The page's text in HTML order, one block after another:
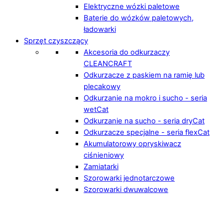
Elektryczne wózki paletowe
Baterie do wózków paletowych,
ładowarki
Sprzęt czyszczący
Akcesoria do odkurzaczy
CLEANCRAFT
Odkurzacze z paskiem na ramię lub
plecakowy
Odkurzanie na mokro i sucho - seria
wetCat
Odkurzanie na sucho - seria dryCat
Odkurzacze specjalne - seria flexCat
Akumulatorowy opryskiwacz
ciśnieniowy
Zamiatarki
Szorowarki jednotarczowe
Szorowarki dwuwalcowe